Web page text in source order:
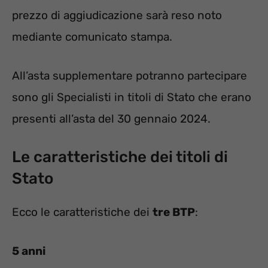
prezzo di aggiudicazione sarà reso noto
mediante comunicato stampa.
All’asta supplementare potranno partecipare
sono gli Specialisti in titoli di Stato che erano
presenti all’asta del 30 gennaio 2024.
Le caratteristiche dei titoli di
Stato
Ecco le caratteristiche dei tre BTP:
5 anni